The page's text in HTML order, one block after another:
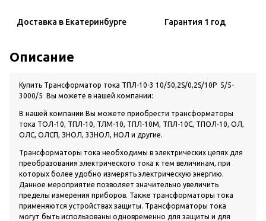
Доставка в Екатеринбурге Гарантия 1 год
Описание
Купить Трансформатор тока ТПЛ-10-3 10/50,2S/0,2S/10Р 5/5-
3000/5 Вы можете в нашей компании:
В нашей компании Вы можете приобрести трансформаторы
тока ТОЛ-10, ТПЛ-10, ТЛМ-10, ТПЛ-10М, ТПЛ-10С, ТПОЛ-10, ОЛ,
ОЛС, ОЛСП, ЗНОЛ, 3ЗНОЛ, НОЛ и другие.
Трансформаторы тока необходимы в электрических цепях для
преобразования электрического тока к тем величинам, при
которых более удобно измерять электрическую энергию.
Данное мероприятие позволяет значительно увеличить
пределы измерения приборов. Также трансформаторы тока
применяются устройствах защиты. Трансформаторы тока
могут быть использованы одновременно для защиты и для